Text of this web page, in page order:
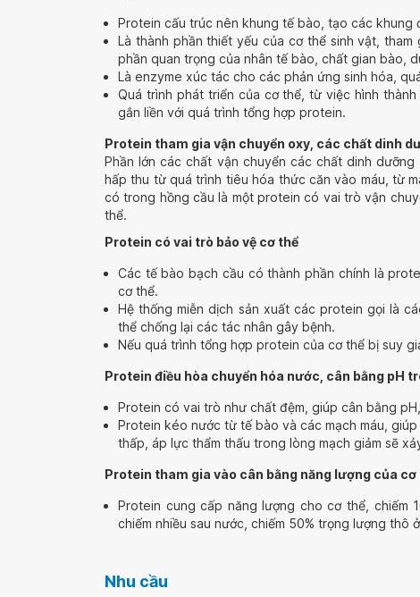
Protein cấu trúc nên khung tế bào, tạo các khung
Là thành phần thiết yếu của cơ thể sinh vật,
phần quan trọng của nhân tế bào, chất gian bào,
Là enzyme xúc tác cho các phản ứng sinh hóa,
Quá trình phát triển của cơ thể, từ việc hình
gắn liền với quá trình tổng hợp protein.
Protein tham gia vận chuyển oxy, các chất dinh
Phần lớn các chất vận chuyển các chất dinh
hấp thu từ quá trình tiêu hóa thức căn vào máu, từ
có trong hồng cầu là một protein có vai trò vận
thể.
Protein có vai trò bảo vệ cơ thể
Các tế bào bạch cầu có thành phần chính là
cơ thể.
Hệ thống miễn dịch sản xuất các protein gọi là
thể chống lại các tác nhân gây bệnh.
Nếu quá trình tổng hợp protein của cơ thể bị suy
Protein điều hòa chuyển hóa nước, cân bằng pH
Protein có vai trò như chất đệm, giúp cân bằng
Protein kéo nước từ tế bào và các mạch máu,
thấp, áp lực thẩm thấu trong lòng mạch giảm sẽ
Protein tham gia vào cân bằng năng lượng của cơ
Protein cung cấp năng lượng cho cơ thể, chiếm
chiếm nhiều sau nước, chiếm 50% trọng lượng thô
Nhu cầu